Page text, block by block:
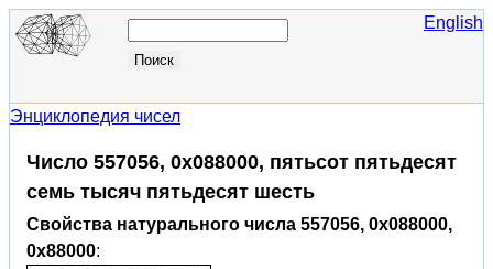
English
Энциклопедия чисел
Число 557056, 0x088000, пятьсот пятьдесят
семь тысяч пятьдесят шесть
Свойства натурального числа 557056, 0x088000,
0x88000: